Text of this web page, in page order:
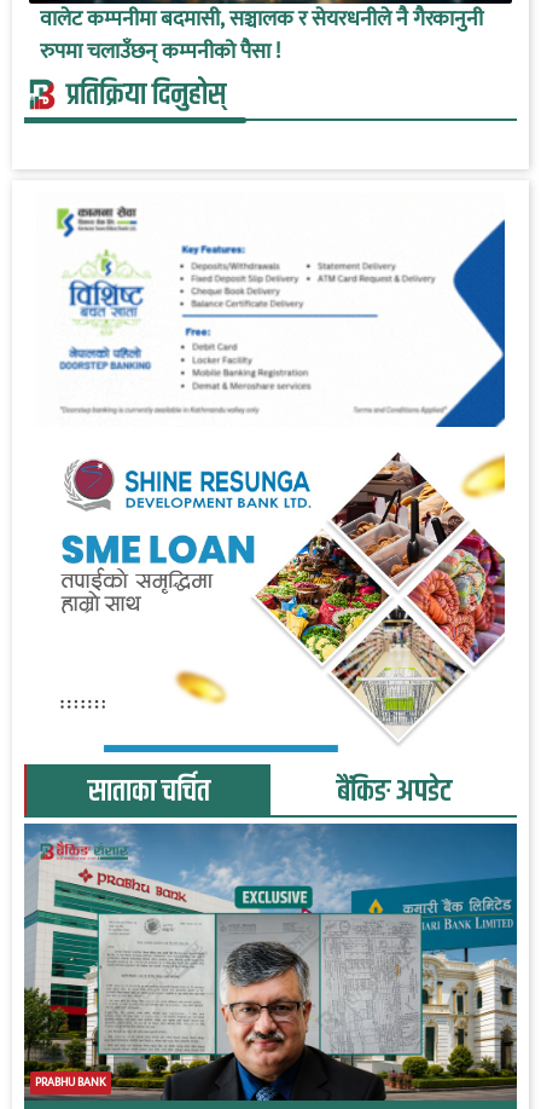
वालेट कम्पनीमा बदमासी, सञ्चालक र सेयरधनीले नै गैरकानुनी
रुपमा चलाउँछन् कम्पनीको पैसा !
प्रतिक्रिया दिनुहोस्
साताका चर्चित बैंकिङ अपडेट
PRABHU BANK